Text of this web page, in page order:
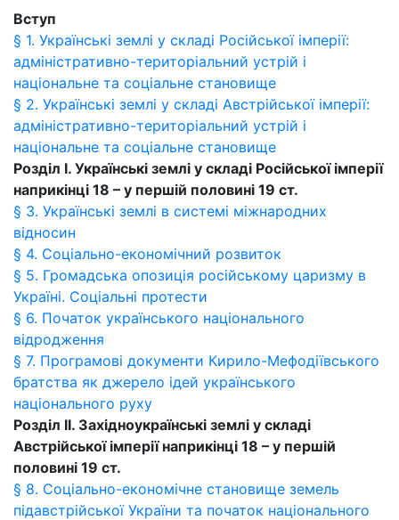
Вступ
§ 1. Українські землі у складі Російської імперії:
адміністративно-територіальний устрій і
національне та соціальне становище
§ 2. Українські землі у складі Австрійської імперії:
адміністративно-територіальний устрій і
національне та соціальне становище
Розділ I. Українські землі у складі Російської імперії
наприкінці 18 – у першій половині 19 ст.
§ 3. Українські землі в системі міжнародних
відносин
§ 4. Соціально-економічний розвиток
§ 5. Громадська опозиція російському царизму в
Україні. Соціальні протести
§ 6. Початок українського національного
відродження
§ 7. Програмові документи Кирило-Мефодіївського
братства як джерело ідей українського
національного руху
Розділ II. Західноукраїнські землі у складі
Австрійської імперії наприкінці 18 – у першій
половині 19 ст.
§ 8. Соціально-економічне становище земель
підавстрійської України та початок національного